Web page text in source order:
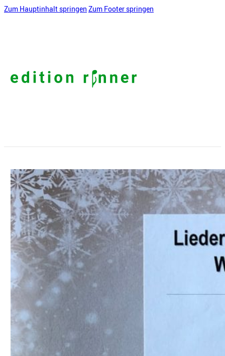
Zum Hauptinhalt springen Zum Footer springen